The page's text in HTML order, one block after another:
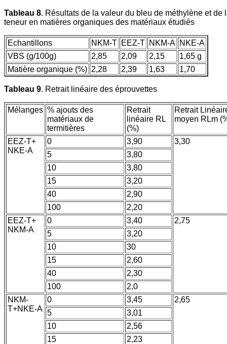
Tableau 8. Résultats de la valeur du bleu de méthylène et de
teneur en matières organiques des matériaux étudiés
Echantillons NKM-T EEZ-T NKM-A NKE-A
VBS (g/100g)
2,85 2,09 2,15
1,65 g
Matière organique (%) 2,28 2,39 1,63 1,70
Tableau 9. Retrait linéaire des éprouvettes
Mélanges % ajouts des
matériaux de
termitières
Retrait
linéaire RL
(%)
Retrait
moyen RLm
EEZ-T+
NKE-A
0 3,90
3,30
5
3,80
10
3,80
15
3,20
40
2,90
100
2,20
EEZ-T+
NKM-A
0 3,40
2,75
5
3,20
10
30
15
2,60
40
2,30
100
2,0
NKM-
T+NKE-A
0 3,45
2,65
5
3,01
10
2,56
15
2,23